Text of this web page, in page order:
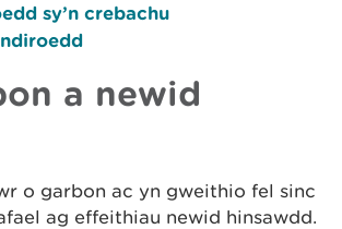
sy’n crebachu
a newid
o garbon ac yn gweithio fel sinc
ag effeithiau newid hinsawdd.